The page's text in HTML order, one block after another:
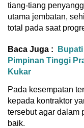
tiang-tiang
utama jembatan,
total pada saat
Baca Juga :
Pimpinan Tinggi
Kukar
Pada kesempatan
kepada kontraktor
tersebut agar dalam
baik.